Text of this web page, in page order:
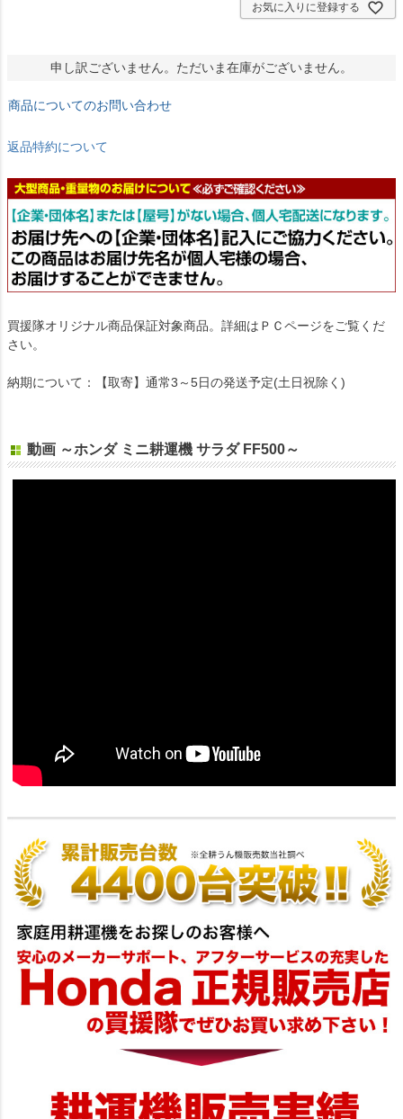
お気に入りに登録する
申し訳ございません。ただいま在庫がございません。
商品についてのお問い合わせ
返品特約について
買援隊オリジナル商品保証対象商品。詳細はＰＣページをご覧くだ
さい。
納期について：【取寄】通常3～5日の発送予定(土日祝除く)
動画 ～ホンダ ミニ耕運機 サラダ FF500～